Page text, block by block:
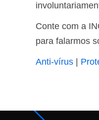
Conte com a
para falarmos
Anti-vírus